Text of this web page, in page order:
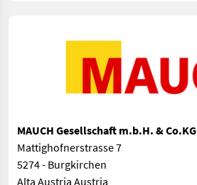
MAUCH Gesellschaft m.b.H. & Co.KG
Mattighofnerstrasse 7
5274 - Burgkirchen
Alta Austria Austria